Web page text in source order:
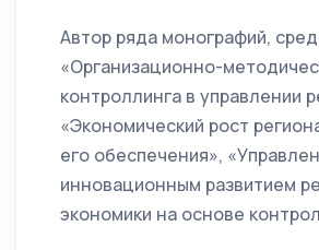
Автор ряда монографий,
«Организационно-
контроллинга в управлении
«Экономический рост
его обеспечения»,
инновационным развитием
экономики на основе